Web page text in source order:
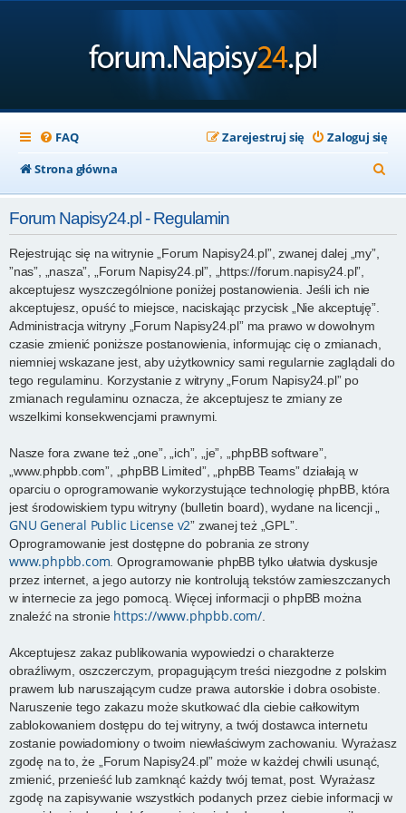
FAQ Zaloguj się
Zarejestruj się
Strona główna
z
Forum Napisy24.pl - Regulamin
Rejestrując się na witrynie „Forum Napisy24.pl”, zwanej dalej „my”,
”nas”, „nasza”, „Forum Napisy24.pl”, „https://forum.napisy24.pl”,
akceptujesz wyszczególnione poniżej postanowienia. Jeśli ich nie
akceptujesz, opuść to miejsce, naciskając przycisk „Nie akceptuję”.
Administracja witryny „Forum Napisy24.pl” ma prawo w dowolnym
czasie zmienić poniższe postanowienia, informując cię o zmianach,
niemniej wskazane jest, aby użytkownicy sami regularnie zaglądali do
tego regulaminu. Korzystanie z witryny „Forum Napisy24.pl” po
zmianach regulaminu oznacza, że akceptujesz te zmiany ze
wszelkimi konsekwencjami prawnymi.
Nasze fora zwane też „one”, „ich”, „je”, „phpBB software”,
„www.phpbb.com”, „phpBB Limited”, „phpBB Teams” działają w
oparciu o oprogramowanie wykorzystujące technologię phpBB, która
jest środowiskiem typu witryny (bulletin board), wydane na licencji „
GNU General Public License v2” zwanej też „GPL”.
Oprogramowanie jest dostępne do pobrania ze strony
www.phpbb.com . Oprogramowanie phpBB tylko ułatwia dyskusje
przez internet, a jego autorzy nie kontrolują tekstów zamieszczanych
w internecie za jego pomocą. Więcej informacji o phpBB można
znaleźć na stronie https://www.phpbb.com/.
Akceptujesz zakaz publikowania wypowiedzi o charakterze
obraźliwym, oszczerczym, propagującym treści niezgodne z polskim
prawem lub naruszającym cudze prawa autorskie i dobra osobiste.
Naruszenie tego zakazu może skutkować dla ciebie całkowitym
zablokowaniem dostępu do tej witryny, a twój dostawca internetu
zostanie powiadomiony o twoim niewłaściwym zachowaniu. Wyrażasz
zgodę na to, że „Forum Napisy24.pl” może w każdej chwili usunąć,
zmienić, przenieść lub zamknąć każdy twój temat, post. Wyrażasz
zgodę na zapisywanie wszystkich podanych przez ciebie informacji w